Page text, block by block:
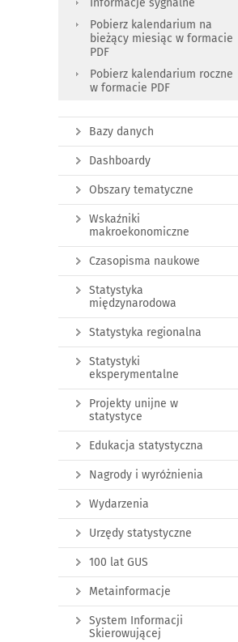
Informacje sygnalne
Pobierz kalendarium na
bieżący miesiąc w formacie
PDF
Pobierz kalendarium roczne
w formacie PDF
Bazy danych
Dashboardy
Obszary tematyczne
Wskaźniki
makroekonomiczne
Czasopisma naukowe
Statystyka
międzynarodowa
Statystyka regionalna
Statystyki
eksperymentalne
Projekty unijne w
statystyce
Edukacja statystyczna
Nagrody i wyróżnienia
Wydarzenia
Urzędy statystyczne
100 lat GUS
Metainformacje
System Informacji
Skierowującej